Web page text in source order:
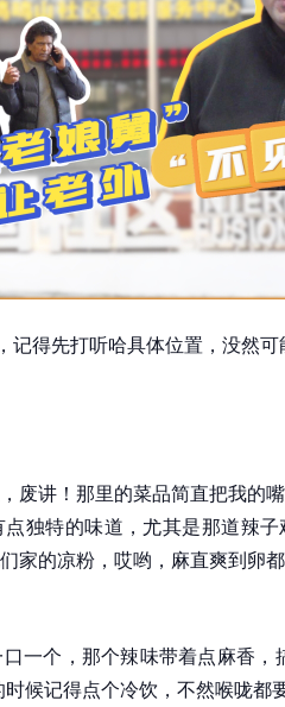
记得先打听哈具体位置，没然
废讲！那里的菜品简直把我的
独特的味道，尤其是那道辣
家的凉粉，哎哟，麻直爽到卵
一个，那个辣味带着点麻香，
候记得点个冷饮，不然喉咙都